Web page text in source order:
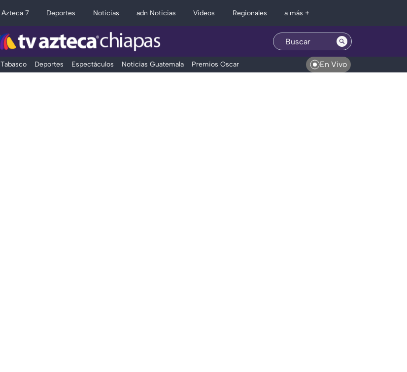
Azteca 7 Deportes Noticias adn Noticias Videos Regionales a más +
Tabasco Deportes Espectáculos Noticias Guatemala Premios Oscar En Vivo